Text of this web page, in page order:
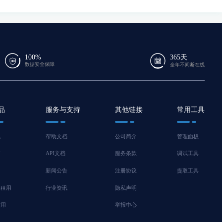
100%
数据安全保障
365天
全年不间断在线
用
服务与支持
帮助文档
API文档
新闻公告
行业资讯
其他链接
公司简介
服务条款
注册协议
隐私声明
举报中心
常用工具
管理面板
调试工具
提取工具